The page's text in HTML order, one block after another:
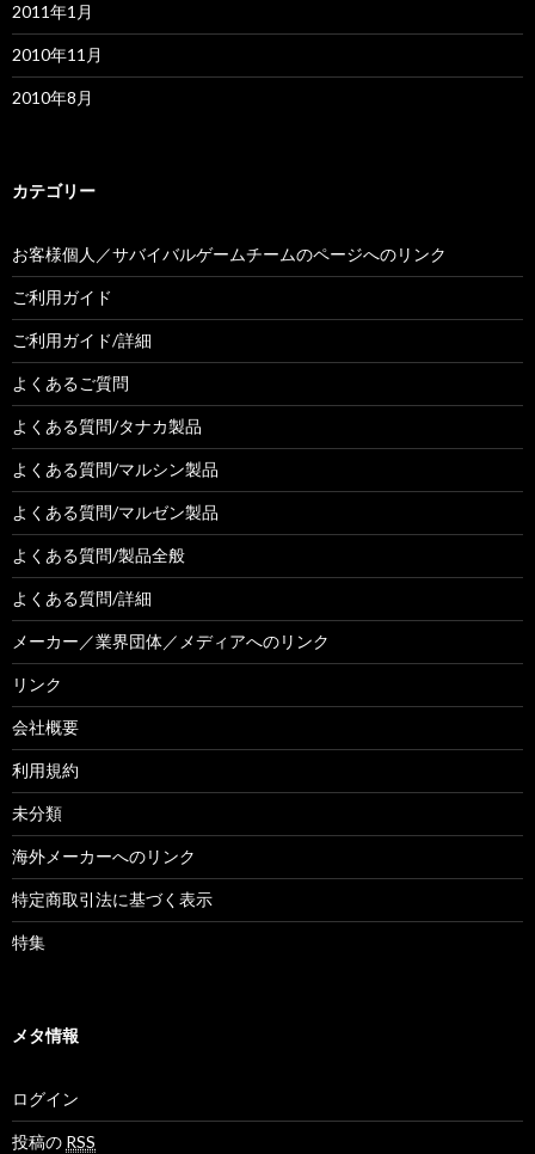
2011年1月
2010年11月
2010年8月
カテゴリー
お客様個人／サバイバルゲームチームのページへのリンク
ご利用ガイド
ご利用ガイド/詳細
よくあるご質問
よくある質問/タナカ製品
よくある質問/マルシン製品
よくある質問/マルゼン製品
よくある質問/製品全般
よくある質問/詳細
メーカー／業界団体／メディアへのリンク
リンク
会社概要
利用規約
未分類
海外メーカーへのリンク
特定商取引法に基づく表示
特集
メタ情報
ログイン
投稿の RSS